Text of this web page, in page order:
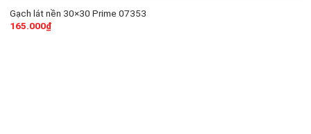
Gạch lát nền 30×30 Prime 07353
165.000₫